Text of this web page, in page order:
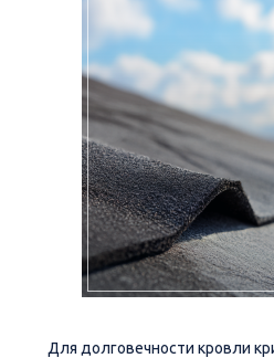
Для долговечности кровли